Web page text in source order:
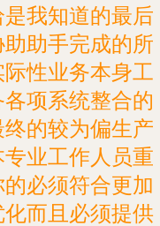
我知道的最后
助手完成的所
性业务本身工
项系统整合的
的较为偏生产
业工作人员重
必须符合更加
而且必须提供